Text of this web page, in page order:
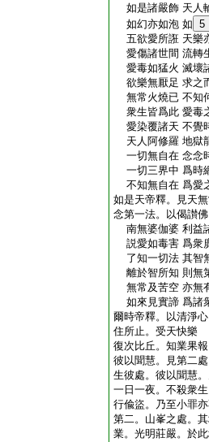
如是諸嚴飾 天人
如幻亦如泡 如 5
五欲愛所誑 天樂
愛傷諸世間 流轉
愛毒如猛火 滅壞
欲樂無厭足 求之
無常火燒已 不知
衆生皆爲此 愛毒
愛染覆諸天 不覺
天人阿修羅 地獄
一切無自在 念念
一切三界中 爲時
不知無自在 爲愛
如是天帝釋。見天
念第一法。以偈讃佛
南無婆伽婆 利益
説愛如毒害 爲衆
了知一切法 其智
離於智所知 則無
無常及苦空 亦無
如來見實諦 爲諸
爾時帝釋。以清淨
住所止。受天快樂
復次比丘。知業果
彼以聞慧。見第二
生彼處。彼以聞慧
一日一夜。不殺衆
行偸盜。乃至小罪
第二。山峯之處。
業。光明莊嚴。於